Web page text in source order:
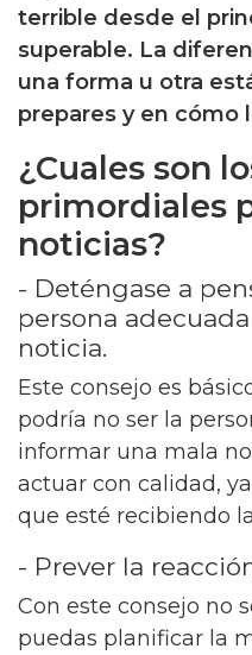
terrible desde el
superable. La
una forma u otra
prepares y en cómo
¿Cuales son
primordiales
noticias?
- Deténgase a
persona
noticia.
Este consejo es
podría no ser la
informar una mala
actuar con calidad,
que esté recibiendo
- Prever la
Con este consejo no
puedas planificar la